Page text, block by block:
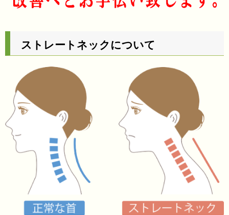
ストレートネックについて